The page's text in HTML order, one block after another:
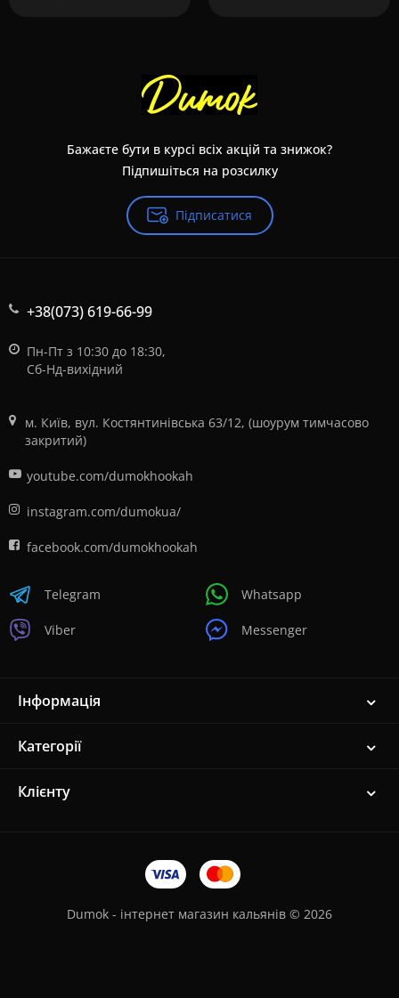
Бажаєте бути в курсі всіх акцій та знижок?
Підпишіться на розсилку
Підписатися
+38(073) 619-66-99
Пн-Пт з 10:30 до 18:30,
Сб-Нд-вихідний
м. Київ, вул. Костянтинівська 63/12, (шоурум тимчасово
закритий)
youtube.com/dumokhookah
instagram.com/dumokua/
facebook.com/dumokhookah
Telegram
Viber
Whatsapp
Messenger
Інформація
Категорії
Клієнту
Dumok - інтернет магазин кальянів © 2026